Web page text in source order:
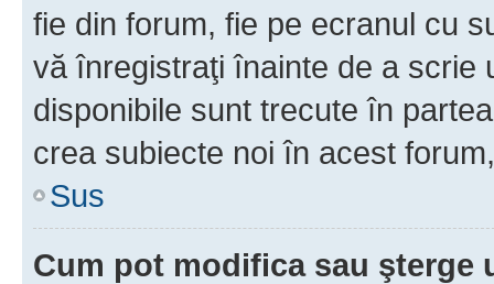
fie din forum, fie pe ecranul cu
vă înregistraţi înainte de a scrie
disponibile sunt trecute în
crea subiecte noi în acest
Sus
Cum pot modifica sau şterge